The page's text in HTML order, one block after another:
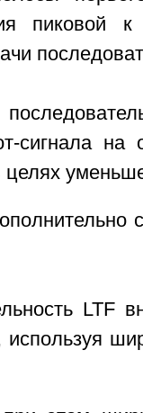
пиковой
сигнала на
LTF
используя